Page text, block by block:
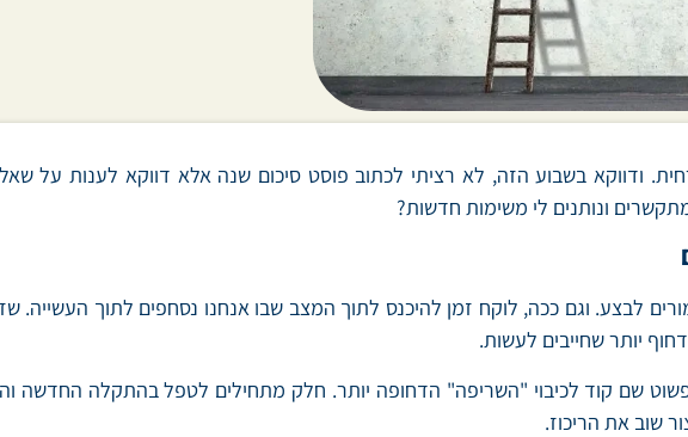
ודווקא בשבוע הזה, לא רציתי לכתוב פוסט סיכום שנה אלא דווקא לענות על
ונותנים לי משימות חדשות?
לבצע. וגם ככה, לוקח זמן להיכנס לתוך המצב שבו אנחנו נסחפים לתוך העשייה.
יותר שחייבים לעשות.
שם קוד לכיבוי "השריפה" הדחופה יותר. חלק מתחילים לטפל בהתקלה החדשה
שוב את הריכוז.